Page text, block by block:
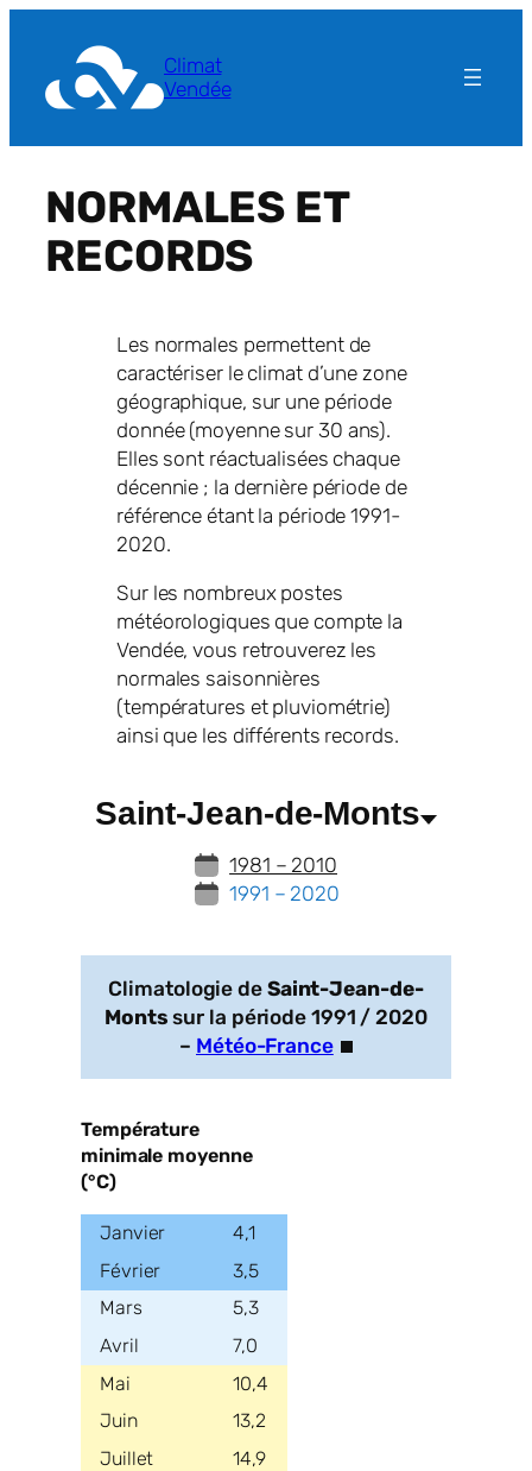
contenu
Climat
Vendée
NORMALES ET
RECORDS
Les normales permettent de
caractériser le climat d’une zone
géographique, sur une période
donnée (moyenne sur 30 ans).
Elles sont réactualisées chaque
décennie ; la dernière période de
référence étant la période 1991-
2020.
Sur les nombreux postes
météorologiques que compte la
Vendée, vous retrouverez les
normales saisonnières
(températures et pluviométrie)
ainsi que les différents records.
Saint-Jean-de-Monts
1981 – 2010
1991 – 2020
Climatologie de Saint-Jean-de-
Monts sur la période 1991 / 2020
– Météo-France
Température
minimale moyenne
(°C)
4,1
3,5
5,3
7,0
10,4
13,2
14,9